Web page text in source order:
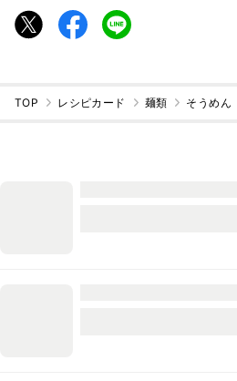
TOP レシピカード 麺類 そうめん